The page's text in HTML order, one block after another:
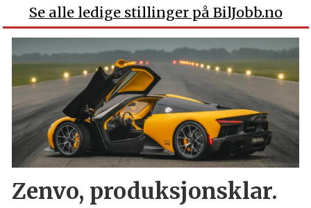
Se alle ledige stillinger på BilJobb.no
Zenvo, produksjonsklar.